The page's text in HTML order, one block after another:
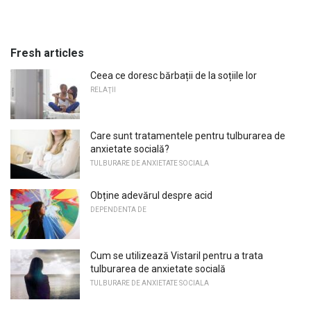
Fresh articles
Ceea ce doresc bărbații de la soțiile lor
RELAŢII
Care sunt tratamentele pentru tulburarea de
anxietate socială?
TULBURARE DE ANXIETATE SOCIALA
Obține adevărul despre acid
DEPENDENTA DE
Cum se utilizează Vistaril pentru a trata
tulburarea de anxietate socială
TULBURARE DE ANXIETATE SOCIALA